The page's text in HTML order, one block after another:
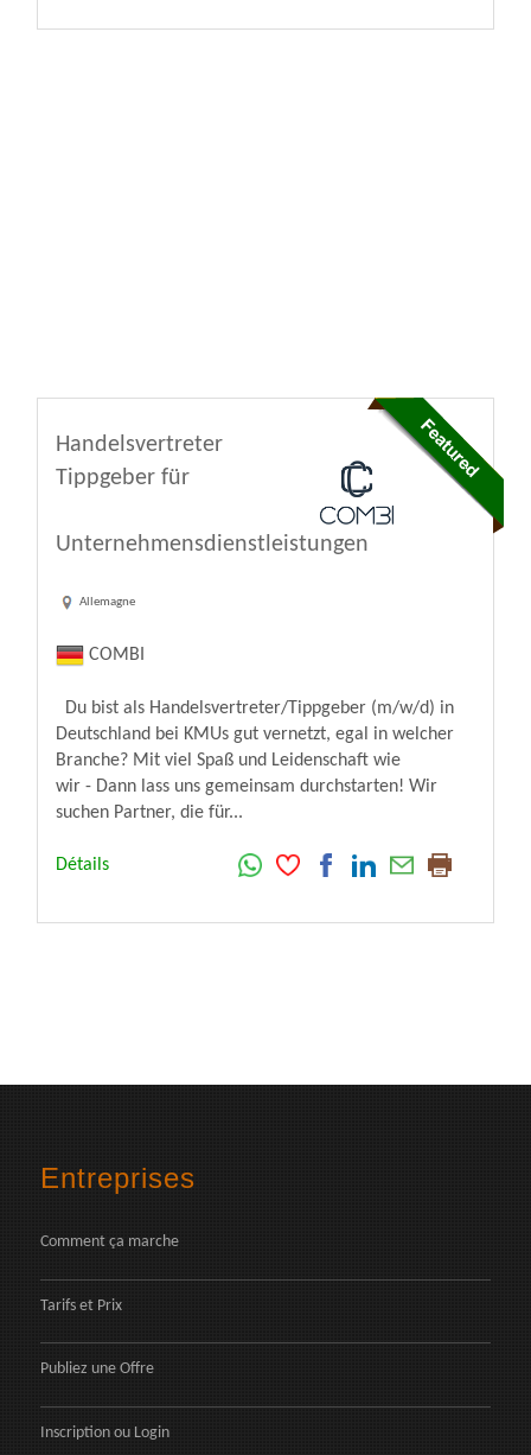
Handelsvertreter
Tippgeber für
Unternehmensdienstleistungen
Allemagne
COMBI
Du bist als Handelsvertreter/Tippgeber (m/w/d) in
Deutschland bei KMUs gut vernetzt, egal in welcher
Branche? Mit viel Spaß und Leidenschaft wie
wir - Dann lass uns gemeinsam durchstarten! Wir
suchen Partner, die für...
Détails
Entreprises
Comment ça marche
Tarifs et Prix
Publiez une Offre
Inscription ou Login